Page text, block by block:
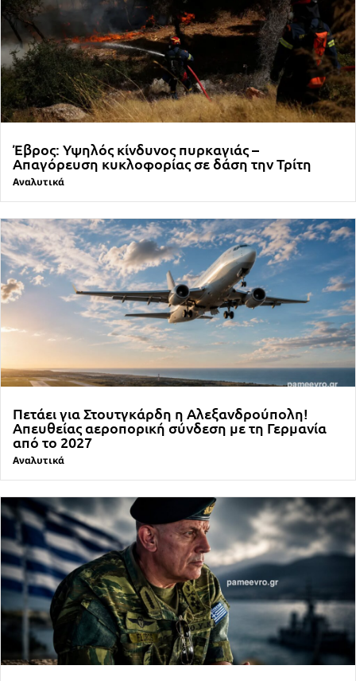
Έβρος: Υψηλός κίνδυνος πυρκαγιάς –
Απαγόρευση κυκλοφορίας σε δάση την Τρίτη
Αναλυτικά
Πετάει για Στουτγκάρδη η Αλεξανδρούπολη!
Απευθείας αεροπορική σύνδεση με τη Γερμανία
από το 2027
Αναλυτικά